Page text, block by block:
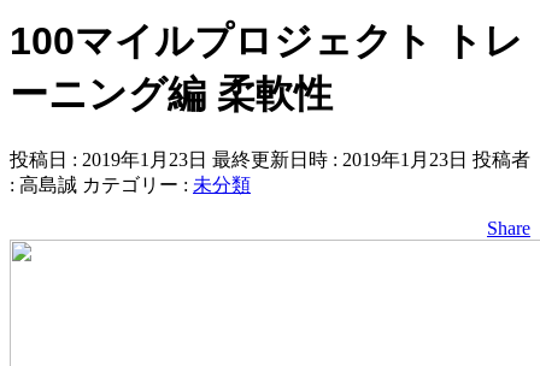
100マイルプロジェクト トレ
ーニング編 柔軟性
投稿日 : 2019年1月23日 最終更新日時 : 2019年1月23日 投稿者
: 高島誠 カテゴリー : 未分類
Share